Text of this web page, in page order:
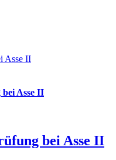
Asse II
Asse II
bei Asse II